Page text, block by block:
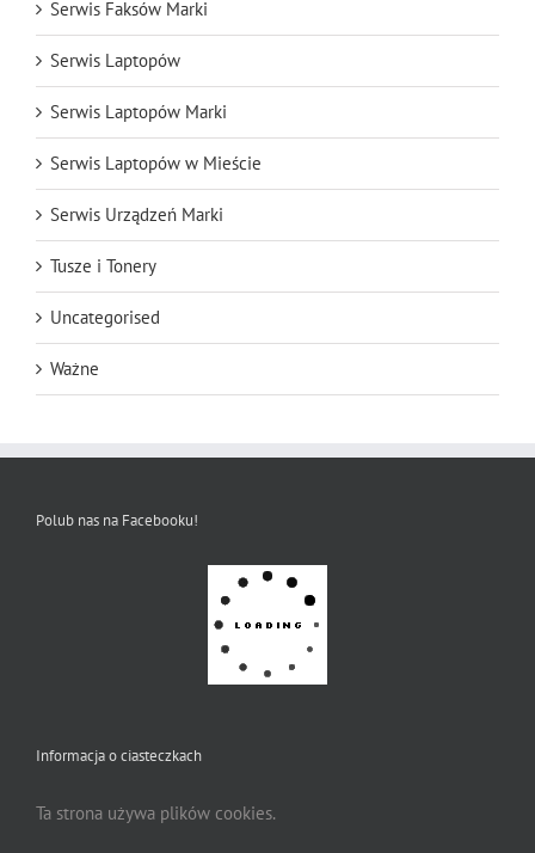
Serwis Faksów Marki
Serwis Laptopów
Serwis Laptopów Marki
Serwis Laptopów w Mieście
Serwis Urządzeń Marki
Tusze i Tonery
Uncategorised
Ważne
Polub nas na Facebooku!
Informacja o ciasteczkach
Ta strona używa plików cookies.